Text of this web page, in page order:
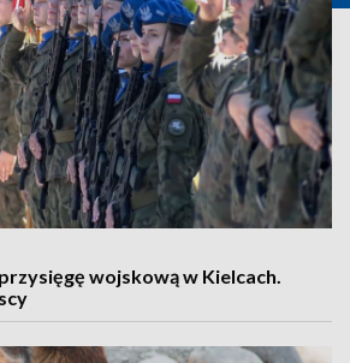
wojskową w Kielcach.